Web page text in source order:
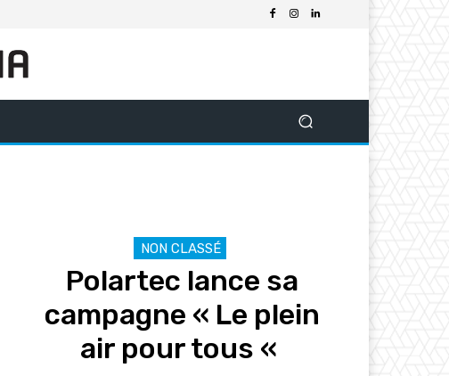
NON CLASSÉ
Polartec lance sa
campagne « Le plein
air pour tous «